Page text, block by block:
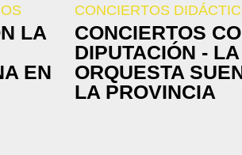
LA
EN
CONCIERTOS
CONCIERTOS
DIPUTACIÓN - LA
ORQUESTA
LA PROVINCIA